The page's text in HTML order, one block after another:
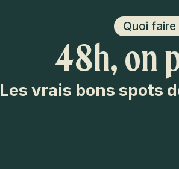
Quoi
48h, on
Les vrais bons spots